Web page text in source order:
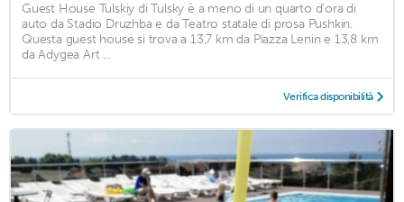
Guest House Tulskiy di Tulsky è a meno di un quarto d'ora di
auto da Stadio Druzhba e da Teatro statale di prosa Pushkin.
Questa guest house si trova a 13,7 km da Piazza Lenin e 13,8 km
da Adygea Art ...
Verifica disponibilità